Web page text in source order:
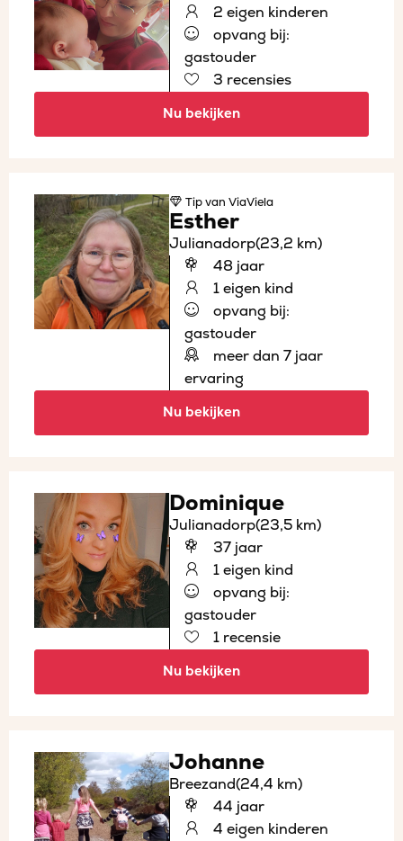
2 eigen kinderen
opvang bij:
gastouder
3 recensies
Nu bekijken
Tipvan ViaViela
Esther
Julianadorp(23,2 km)
48 jaar
1 eigen kind
opvang bij:
gastouder
meer dan 7 jaar
ervaring
Nu bekijken
Dominique
Julianadorp(23,5 km)
37 jaar
1 eigen kind
opvang bij:
gastouder
1 recensie
Nu bekijken
Johanne
Breezand(24,4 km)
44 jaar
4 eigen kinderen